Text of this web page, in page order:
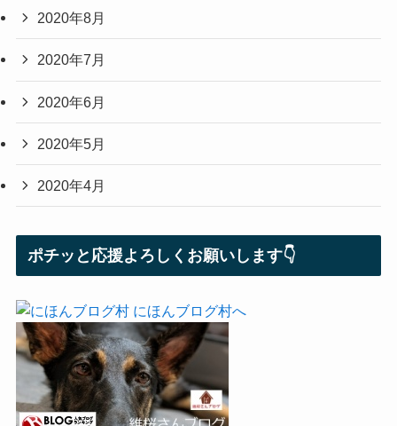
2020年8月
2020年7月
2020年6月
2020年5月
2020年4月
ポチッと応援よろしくお願いします👇